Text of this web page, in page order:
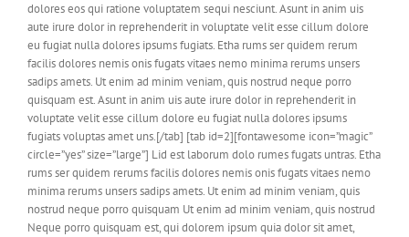
dolores eos qui ratione voluptatem sequi nesciunt. Asunt in anim uis
aute irure dolor in reprehenderit in voluptate velit esse cillum dolore
eu fugiat nulla dolores ipsums fugiats. Etha rums ser quidem rerum
facilis dolores nemis onis fugats vitaes nemo minima rerums unsers
sadips amets. Ut enim ad minim veniam, quis nostrud neque porro
quisquam est. Asunt in anim uis aute irure dolor in reprehenderit in
voluptate velit esse cillum dolore eu fugiat nulla dolores ipsums
fugiats voluptas amet uns.[/tab] [tab id=2][fontawesome icon=”magic”
circle=”yes” size=”large”] Lid est laborum dolo rumes fugats untras. Etha
rums ser quidem rerums facilis dolores nemis onis fugats vitaes nemo
minima rerums unsers sadips amets. Ut enim ad minim veniam, quis
nostrud neque porro quisquam Ut enim ad minim veniam, quis nostrud
Neque porro quisquam est, qui dolorem ipsum quia dolor sit amet,